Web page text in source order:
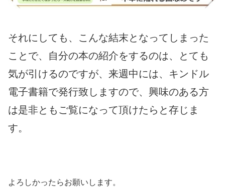
それにしても、こんな結末となってしまった
ことで、自分の本の紹介をするのは、とても
気が引けるのですが、来週中には、キンドル
電子書籍で発行致しますので、興味のある方
は是非ともご覧になって頂けたらと存じま
す。
よろしかったらお願いします。